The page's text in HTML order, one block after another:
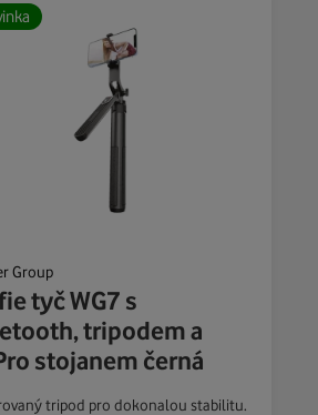
Group
tyč WG7 s
tripodem a
stojanem černá
tripod pro dokonalou stabilitu.